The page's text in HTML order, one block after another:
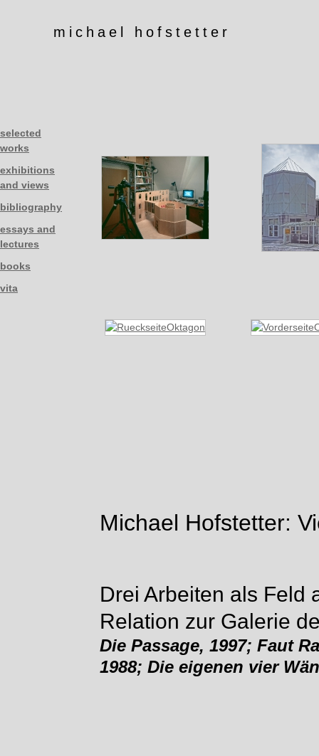
michael hofstetter
selected
works
exhibitions
and views
bibliography
essays and
lectures
books
vita
Michael Hofstetter:
Drei Arbeiten als Feld
Relation zur Galerie
Die Passage, 1997; Faut
1988; Die eigenen vier